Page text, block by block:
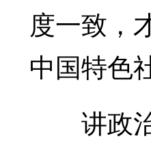
度一致，
中国特色
讲政治